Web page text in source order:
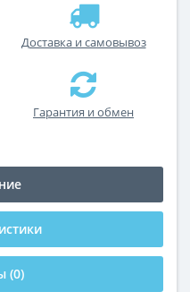
Доставка и самовывоз
Гарантия и обмен
(0)